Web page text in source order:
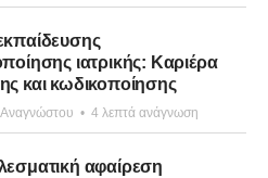
ιατρικής: Καριέρα
και κωδικοποίησης
Αναγνώστου • 4 λεπτά ανάγνωση
αφαίρεση